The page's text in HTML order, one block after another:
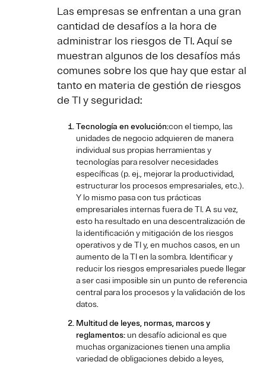
Las empresas se enfrentan a una gran
cantidad de desafíos a la hora de
administrar los riesgos de TI. Aquí se
muestran algunos de los desafíos más
comunes sobre los que hay que estar al
tanto en materia de gestión de riesgos
de TI y seguridad:
Tecnología en evolución:con el tiempo, las
unidades de negocio adquieren de manera
individual sus propias herramientas y
tecnologías para resolver necesidades
específicas (p. ej., mejorar la productividad,
estructurar los procesos empresariales, etc.).
Y lo mismo pasa con tus prácticas
empresariales internas fuera de TI. A su vez,
esto ha resultado en una descentralización de
la identificación y mitigación de los riesgos
operativos y de TI y, en muchos casos, en un
aumento de la TI en la sombra. Identificar y
reducir los riesgos empresariales puede llegar
a ser casi imposible sin un punto de referencia
central para los procesos y la validación de los
datos.
Multitud de leyes, normas, marcos y
reglamentos: un desafío adicional es que
muchas organizaciones tienen una amplia
variedad de obligaciones debido a leyes,